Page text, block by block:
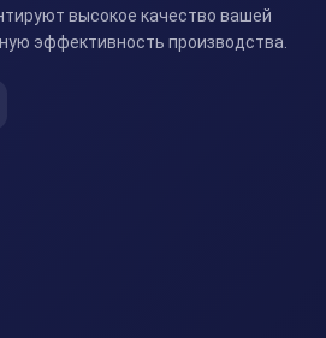
высокое качество вашей
эффективность производства.